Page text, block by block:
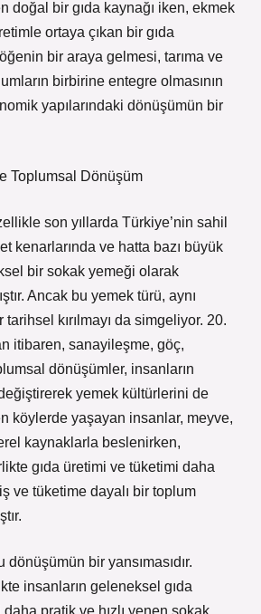
doğal bir gıda kaynağı iken, ekmek
ortaya çıkan bir gıda
bir araya gelmesi, tarıma ve
birbirine entegre olmasının
yapılarındaki dönüşümün bir
Toplumsal Dönüşüm
son yıllarda Türkiye’nin sahil
kenarlarında ve hatta bazı büyük
bir sokak yemeği olarak
Ancak bu yemek türü, aynı
kırılmayı da simgeliyor. 20.
itibaren, sanayileşme, göç,
dönüşümler, insanların
yemek kültürlerini de
köylerde yaşayan insanlar, meyve,
kaynaklarla beslenirken,
gıda üretimi ve tüketimi daha
ve tüketime dayalı bir toplum
dönüşümün bir yansımasıdır.
insanların geleneksel gıda
daha pratik ve hızlı yenen sokak